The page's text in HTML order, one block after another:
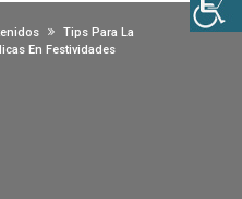
Tips Para La
En Festividades